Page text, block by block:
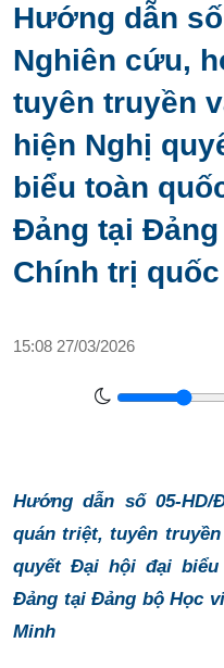
Hướng dẫn
Nghiên cứu,
tuyên truyền
hiện Nghị
biểu toàn
Đảng tại
Chính trị
15:08 27/03/2026
Hướng dẫn số 05-
quán triệt, tuyên
quyết Đại hội đại
Đảng tại Đảng bộ Học
Minh